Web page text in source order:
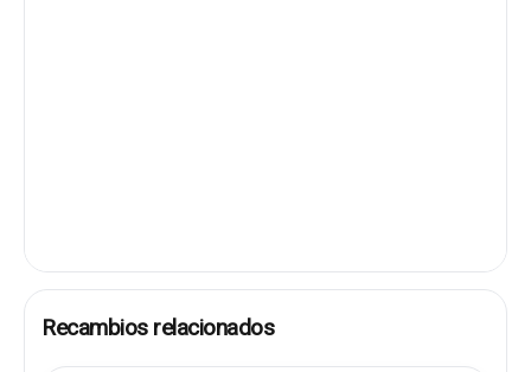
Recambios relacionados